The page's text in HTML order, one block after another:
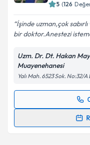
E-posta Adresiniz
Kişisel
Metni'ni
kapsamda
5 (126
İşinde uzman,çok
bir doktor.Anestezi
Uzm. Dr. Dt. Hakan
Muayenehanesi
Yalı Mah. 6523 Sok. No:32/
Randevu